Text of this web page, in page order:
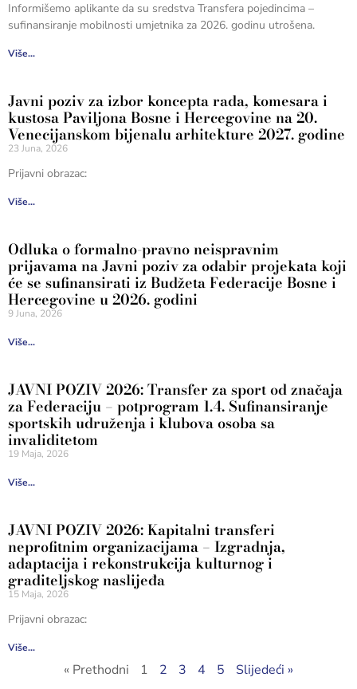
Informišemo aplikante da su sredstva Transfera pojedincima –
sufinansiranje mobilnosti umjetnika za 2026. godinu utrošena.
Više...
Javni poziv za izbor koncepta rada, komesara i
kustosa Paviljona Bosne i Hercegovine na 20.
Venecijanskom bijenalu arhitekture 2027. godine
23 Juna, 2026
Prijavni obrazac:
Više...
Odluka o formalno-pravno neispravnim
prijavama na Javni poziv za odabir projekata koji
će se sufinansirati iz Budžeta Federacije Bosne i
Hercegovine u 2026. godini
9 Juna, 2026
Više...
JAVNI POZIV 2026: Transfer za sport od značaja
za Federaciju – potprogram 1.4. Sufinansiranje
sportskih udruženja i klubova osoba sa
invaliditetom
19 Maja, 2026
Više...
JAVNI POZIV 2026: Kapitalni transferi
neprofitnim organizacijama – Izgradnja,
adaptacija i rekonstrukcija kulturnog i
graditeljskog naslijeđa
15 Maja, 2026
Prijavni obrazac:
Više...
« Prethodni 1 2 3 4 5 Slijedeći »